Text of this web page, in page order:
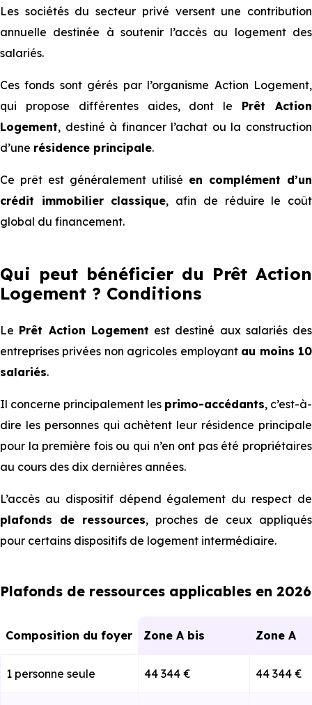
Les sociétés du secteur privé versent une contribution
annuelle destinée à soutenir l’accès au logement des
salariés.
Ces fonds sont gérés par l’organisme Action Logement,
qui propose différentes aides, dont le Prêt Action
Logement, destiné à financer l’achat ou la construction
d’une résidence principale.
Ce prêt est généralement utilisé en complément d’un
crédit immobilier classique, afin de réduire le coût
global du financement.
Qui peut bénéficier du Prêt Action
Logement ? Conditions
Le Prêt Action Logement est destiné aux salariés des
entreprises privées non agricoles employant au moins 10
salariés.
Il concerne principalement les primo-accédants, c’est-à-
dire les personnes qui achètent leur résidence principale
pour la première fois ou qui n’en ont pas été propriétaires
au cours des dix dernières années.
L’accès au dispositif dépend également du respect de
plafonds de ressources, proches de ceux appliqués
pour certains dispositifs de logement intermédiaire.
Plafonds de ressources applicables en 2026
Composition du foyer Zone A bis Zone A
1 personne seule 44 344 € 44 344 €